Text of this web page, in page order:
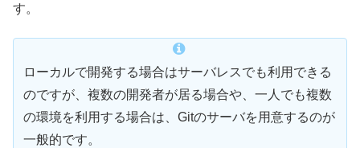
す。
ローカルで開発する場合はサーバレスでも利用できる
のですが、複数の開発者が居る場合や、一人でも複数
の環境を利用する場合は、Gitのサーバを用意するのが
一般的です。